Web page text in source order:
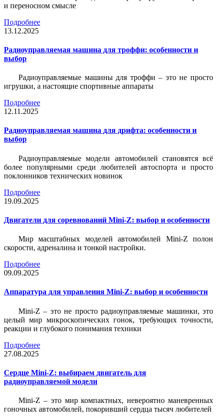
и переносном смысле
Подробнее
13.12.2025
Радиоуправляемая машина для троффи: особенности и
выбор
Радиоуправляемые машины для троффи – это не просто
игрушки, а настоящие спортивные аппараты
Подробнее
12.11.2025
Радиоуправляемая машина для дрифта: особенности и
выбор
Радиоуправляемые модели автомобилей становятся всё
более популярными среди любителей автоспорта и просто
поклонников технических новинок
Подробнее
19.09.2025
Двигатели для соревнований Mini-Z: выбор и особенности
Мир масштабных моделей автомобилей Mini-Z полон
скорости, адреналина и тонкой настройки.
Подробнее
09.09.2025
Аппаратура для управления Mini-Z: выбор и особенности
Mini-Z – это не просто радиоуправляемые машинки, это
целый мир микроскопических гонок, требующих точности,
реакции и глубокого понимания техники
Подробнее
27.08.2025
Сердце Mini-Z: выбираем двигатель для
радиоуправляемой модели
Mini-Z – это мир компактных, невероятно маневренных
гоночных автомобилей, покоривший сердца тысяч любителей